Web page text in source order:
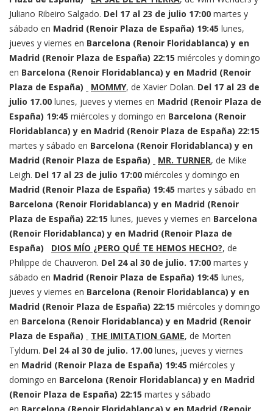
Juliano Ribeiro Salgado. Del 17 al 23 de julio 17:00 martes y
sábado en Madrid (Renoir Plaza de España) 19:45 lunes,
jueves y viernes en Barcelona (Renoir Floridablanca) y en
Madrid (Renoir Plaza de España) 22:15 miércoles y domingo
en Barcelona (Renoir Floridablanca) y en Madrid (Renoir
Plaza de España)
MOMMY, de Xavier Dolan. Del 17 al 23 de
julio 17.00 lunes, jueves y viernes en Madrid (Renoir Plaza de
España) 19:45 miércoles y domingo en Barcelona (Renoir
Floridablanca) y en Madrid (Renoir Plaza de España) 22:15
martes y sábado en Barcelona (Renoir Floridablanca) y en
Madrid (Renoir Plaza de España)
MR. TURNER, de Mike
Leigh. Del 17 al 23 de julio 17:00 miércoles y domingo en
Madrid (Renoir Plaza de España) 19:45 martes y sábado en
Barcelona (Renoir Floridablanca) y en Madrid (Renoir
Plaza de España) 22:15 lunes, jueves y viernes en Barcelona
(Renoir Floridablanca) y en Madrid (Renoir Plaza de
España)
DIOS MÍO ¿PERO QUÉ TE HEMOS HECHO?, de
Philippe de Chauveron. Del 24 al 30 de julio. 17:00 martes y
sábado en Madrid (Renoir Plaza de España) 19:45 lunes,
jueves y viernes en Barcelona (Renoir Floridablanca) y en
Madrid (Renoir Plaza de España) 22:15 miércoles y domingo
en Barcelona (Renoir Floridablanca) y en Madrid (Renoir
Plaza de España)
THE IMITATION GAME, de Morten
Tyldum. Del 24 al 30 de julio. 17.00 lunes, jueves y viernes
en Madrid (Renoir Plaza de España) 19:45 miércoles y
domingo en Barcelona (Renoir Floridablanca) y en Madrid
(Renoir Plaza de España) 22:15 martes y sábado